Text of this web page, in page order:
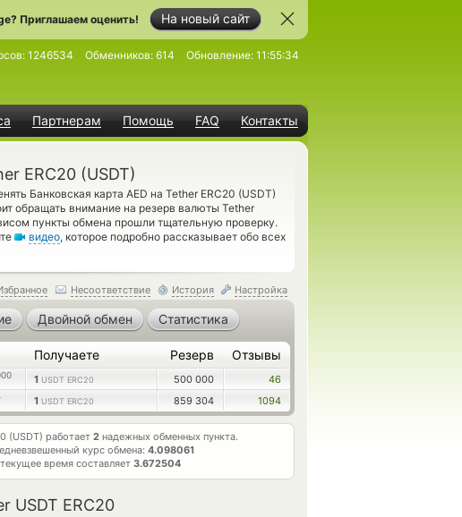
На новый сайт
Приглашаем оценить!
Партнерам Помощь FAQ Контакты
1246534 Обменников: 614 Обновление: 11:55:34
ERC20 (USDT)
Банковская карта AED на Tether ERC20 (USDT)
обращать внимание на резерв валюты Tether
пункты обмена прошли тщательную проверку.
видео, которое подробно рассказывает обо всех
Несоответствие История Настройка
Двойной обмен Статистика
Получаете Резерв Отзывы
1 USDT ERC20 500 000
46
1 USDT ERC20 859 304 1094
(USDT) работает 2 надежных обменных пункта.
курс обмена: 4.098061
время составляет 3.672504
USDT ERC20